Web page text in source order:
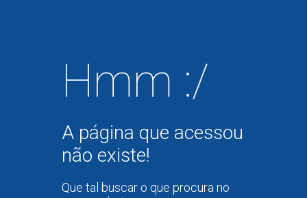
Hmm :/
A página que acessou
não existe!
Que tal buscar o que procura no